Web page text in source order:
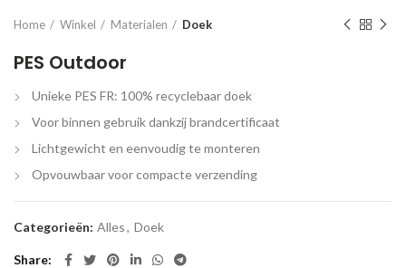
Home Winkel Materialen Doek
PES Outdoor
Unieke PES FR: 100% recyclebaar doek
Voor binnen gebruik dankzij brandcertificaat
Lichtgewicht en eenvoudig te monteren
Opvouwbaar voor compacte verzending
Categorieën: Alles, Doek
Share